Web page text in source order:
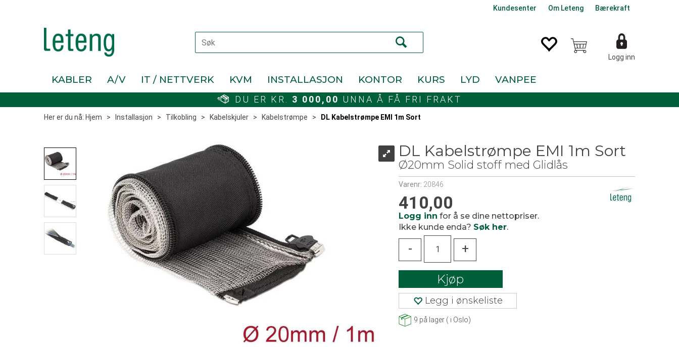
Kundesenter Om Leteng Bærekraft
Logg inn
KABLER A/V IT / NETTVERK KVM INSTALLASJON KONTOR KURS LYD VANPEE
DU ER KR. 3 000,00 UNNA Å FÅ FRI FRAKT
Her er du nå: Hjem > Installasjon > Tilkobling > Kabelskjuler > Kabelstrømpe > DL Kabelstrømpe EMI 1m Sort
DL Kabelstrømpe EMI 1m Sort
Ø20mm Solid stoff med Glidlås
Varenr: 20846
410,00
Logg inn for å se dine nettopriser.
Ikke kunde enda? Søk her.
- +
Kjøp
Legg i ønskeliste
9 på lager ( i Oslo)